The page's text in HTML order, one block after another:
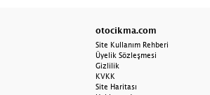
Gösterge Paneli
Gündüz Farı
Hava Akış Sensörü
otocikma.com
Site Kullanım Rehberi
Üyelik Sözleşmesi
Gizlilik
KVKK
Site Haritası